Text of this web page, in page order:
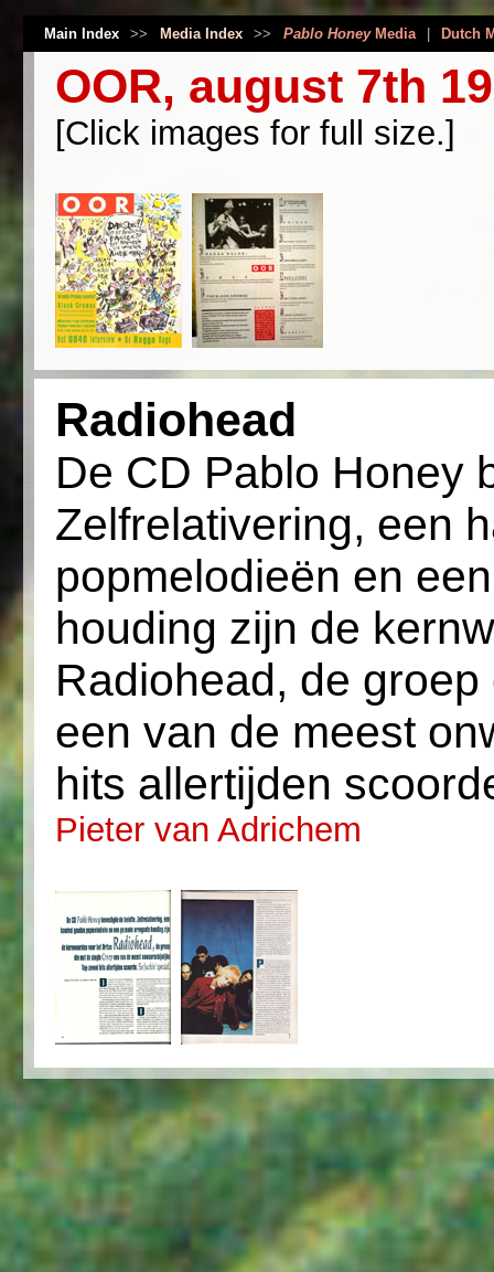
Main Index >> Media Index >> Pablo HoneyMedia Dutch
OOR, august 7th
[Click images for full size.]
Radiohead
De CD Pablo Honey
Zelfrelativering, een
popmelodieën en
houding zijn de
Radiohead, de
een van de meest
hits allertijden
Pieter van Adrichem